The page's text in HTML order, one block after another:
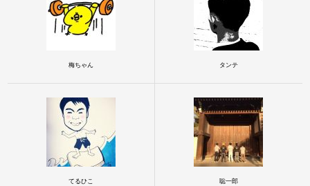
梅ちゃん タンテ
てるひこ 聡一郎